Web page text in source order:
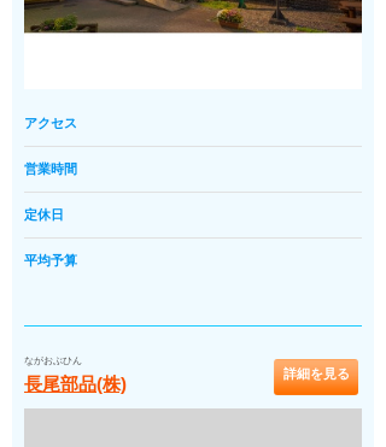
アクセス
営業時間
定休日
平均予算
ながおぶひん
長尾部品(株) 詳細を見る